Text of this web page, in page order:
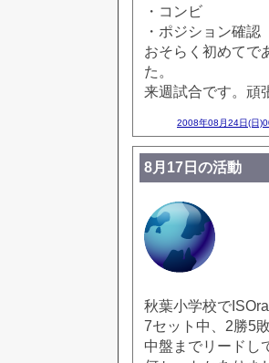
・コンビ
・ポジション確認
おそらく初めてで
た。
来週試合です。頑
2008年08月24日(日
8月17日の活動
秋葉小学校で
7セット中、2勝5敗
中盤までリードし